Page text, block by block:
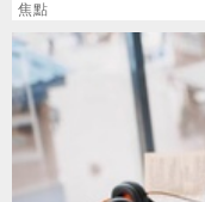
還更抗跌
焦點